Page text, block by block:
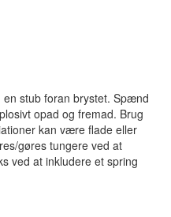
stub foran brystet. Spænd
opad og fremad. Brug
kan være flade eller
gøres tungere ved at
ved at inkludere et spring